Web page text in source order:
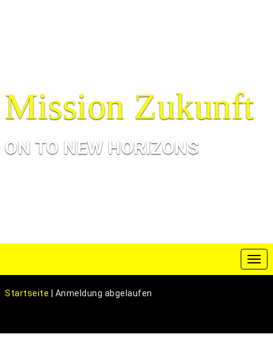
Mission Zukunft
ON TO NEW HORIZONS
T
o
Startseite Anmeldung abgelaufen